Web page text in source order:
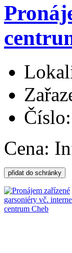
Cena: